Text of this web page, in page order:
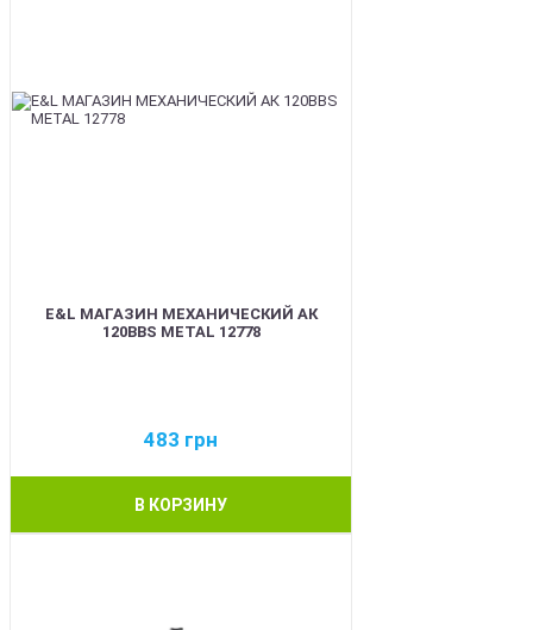
E&L МАГАЗИН МЕХАНИЧЕСКИЙ АК
120BBS METAL 12778
483 грн
В КОРЗИНУ